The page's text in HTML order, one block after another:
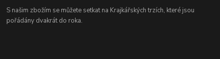
S našim zbožím se můžete setkat na Krajkářských trzích, které jsou
pořádány dvakrát do roka.